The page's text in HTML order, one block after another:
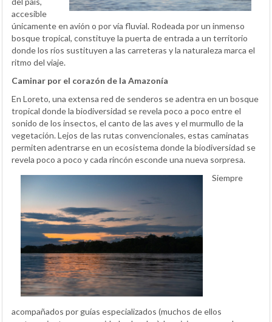
accesible
únicamente en avión o por vía fluvial. Rodeada por un inmenso
bosque tropical, constituye la puerta de entrada a un territorio
donde los ríos sustituyen a las carreteras y la naturaleza marca el
ritmo del viaje.
Caminar por el corazón de la Amazonía
En Loreto, una extensa red de senderos se adentra en un bosque
tropical donde la biodiversidad se revela poco a poco entre el
sonido de los insectos, el canto de las aves y el murmullo de la
vegetación. Lejos de las rutas convencionales, estas caminatas
permiten adentrarse en un ecosistema donde la biodiversidad se
revela poco a poco y cada rincón esconde una nueva sorpresa.
Siempre
acompañados por guías especializados (muchos de ellos